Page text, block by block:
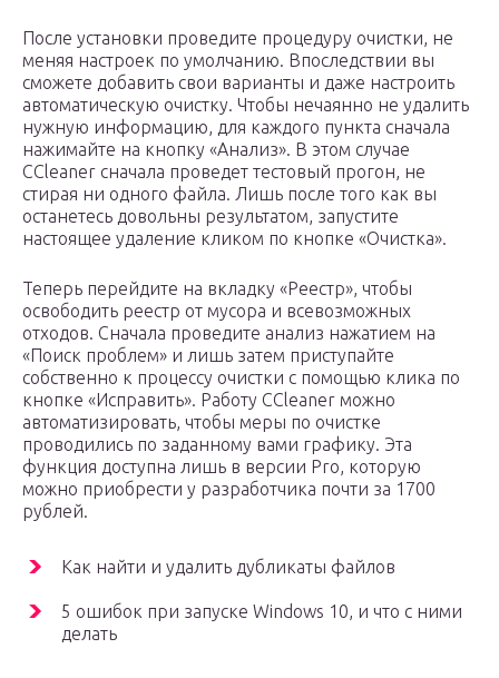
После установки проведите процедуру очистки, не
меняя настроек по умолчанию. Впоследствии вы
сможете добавить свои варианты и даже настроить
автоматическую очистку. Чтобы нечаянно не удалить
нужную информацию, для каждого пункта сначала
нажимайте на кнопку «Анализ». В этом случае
CCleaner сначала проведет тестовый прогон, не
стирая ни одного файла. Лишь после того как вы
останетесь довольны результатом, запустите
настоящее удаление кликом по кнопке «Очистка».
Теперь перейдите на вкладку «Реестр», чтобы
освободить реестр от мусора и всевозможных
отходов. Сначала проведите анализ нажатием на
«Поиск проблем» и лишь затем приступайте
собственно к процессу очистки с помощью клика по
кнопке «Исправить». Работу CCleaner можно
автоматизировать, чтобы меры по очистке
проводились по заданному вами графику. Эта
функция доступна лишь в версии Pro, которую
можно приобрести у разработчика почти за 1700
рублей.
Как найти и удалить дубликаты файлов
5 ошибок при запуске Windows 10, и что с ними
делать